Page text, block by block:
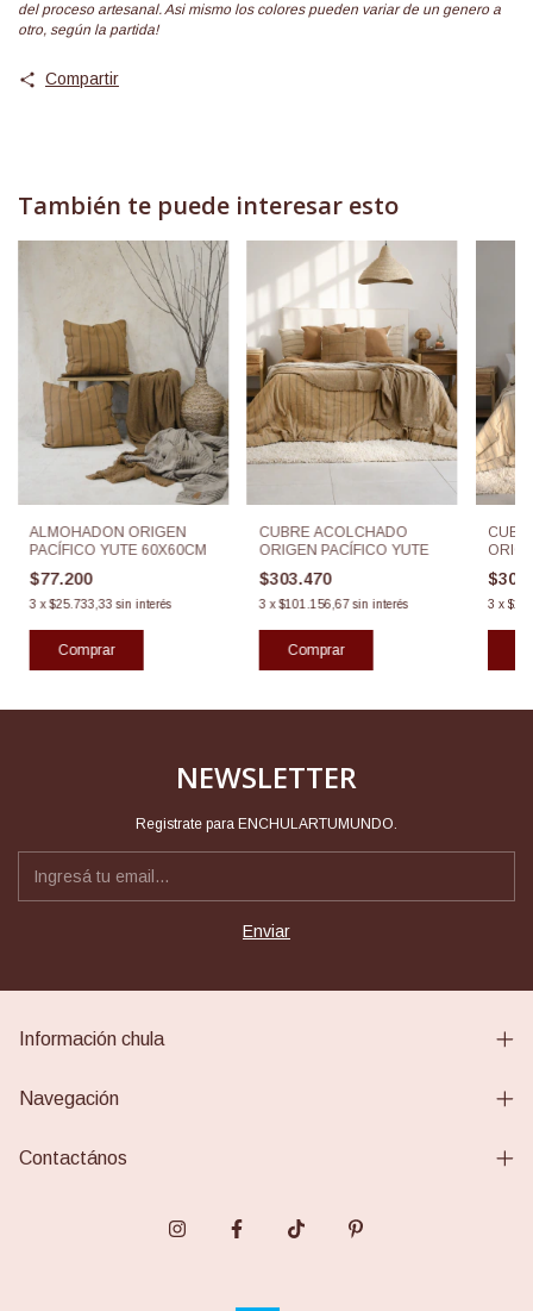
del proceso artesanal. Asi mismo los colores pueden variar de un genero a
otro, según la partida!
Compartir
También te puede interesar esto
ALMOHADON ORIGEN
PACÍFICO YUTE 60X60CM
$77.200
3 x$25.733,33 sin interés
CUBRE ACOLCHADO
ORIGEN PACÍFICO YUTE
$303.470
3 x$101.156,67 sin interés
Comprar
3 x
NEWSLETTER
Registrate para ENCHULARTUMUNDO.
Información chula
Navegación
Contactános